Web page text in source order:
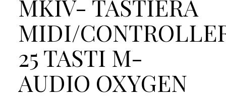
MKIV- TASTIERA
MIDI/
25 TASTI M-
AUDIO OXYGEN